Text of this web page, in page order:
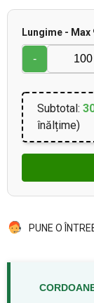
Lungime - Max
-
Subtotal:
înălțime)
PUNE O